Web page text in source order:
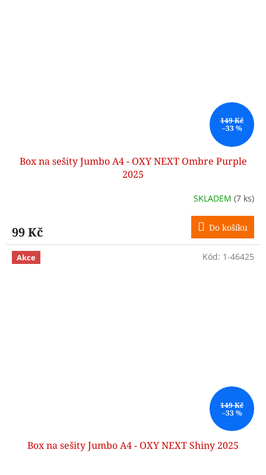
149 Kč
–33 %
Box na sešity Jumbo A4 - OXY NEXT Ombre Purple
2025
SKLADEM (7 ks)
99 Kč Do košíku
Akce
149 Kč
–33 %
Box na sešity Jumbo A4 - OXY NEXT Shiny 2025
Kód: 1-46425